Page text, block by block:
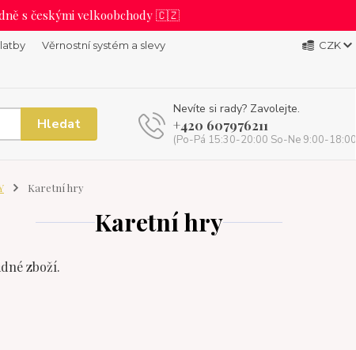
s českými velkoobchody 🇨🇿
Věrnostní systém a slevy CZK
Hledat
Nevíte si rady? Zavolejte.
+420 607976211
(Po-Pá 15:30-20:00 So-Ne 9:00-18:00)
Karetní hry
Karetní hry
zboží.